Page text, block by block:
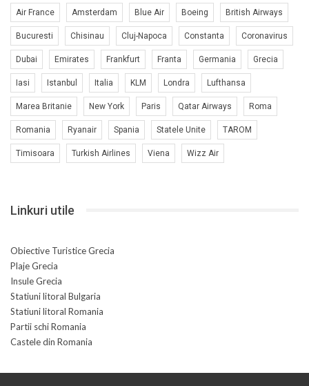
Air France Amsterdam Blue Air Boeing British Airways
Bucuresti Chisinau Cluj-Napoca Constanta Coronavirus
Dubai Emirates Frankfurt Franta Germania Grecia
Iasi Istanbul Italia KLM Londra Lufthansa
Marea Britanie New York Paris Qatar Airways Roma
Romania Ryanair Spania Statele Unite TAROM
Timisoara Turkish Airlines Viena Wizz Air
Linkuri utile
Obiective Turistice Grecia
Plaje Grecia
Insule Grecia
Statiuni litoral Bulgaria
Statiuni litoral Romania
Partii schi Romania
Castele din Romania